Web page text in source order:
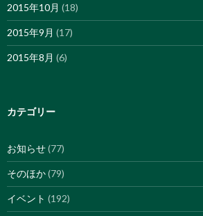
2015年10月 (18)
2015年9月 (17)
2015年8月 (6)
カテゴリー
お知らせ(77)
そのほか(79)
イベント (192)